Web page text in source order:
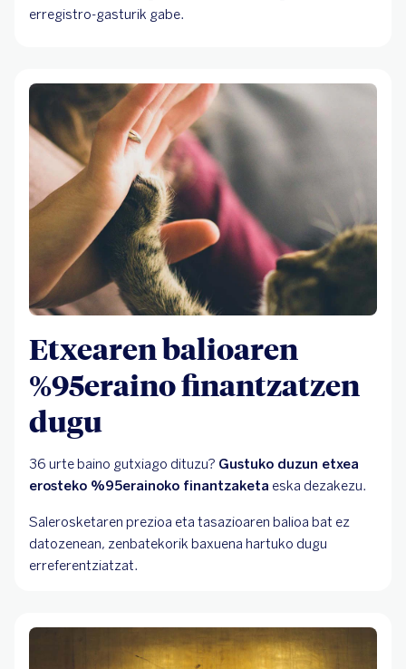
erregistro-gasturik gabe.
Etxearen balioaren
%95eraino finantzatzen
dugu
36 urte baino gutxiago dituzu? Gustuko duzun etxea
erosteko %95erainoko finantzaketa eska dezakezu.
Salerosketaren prezioa eta tasazioaren balioa bat ez
datozenean, zenbatekorik baxuena hartuko dugu
erreferentziatzat.